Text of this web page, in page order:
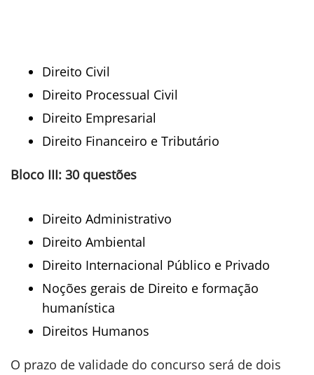
Direito Civil
Direito Processual Civil
Direito Empresarial
Direito Financeiro e Tributário
Bloco III: 30 questões
Direito Administrativo
Direito Ambiental
Direito Internacional Público e Privado
Noções gerais de Direito e formação
humanística
Direitos Humanos
O prazo de validade do concurso será de dois